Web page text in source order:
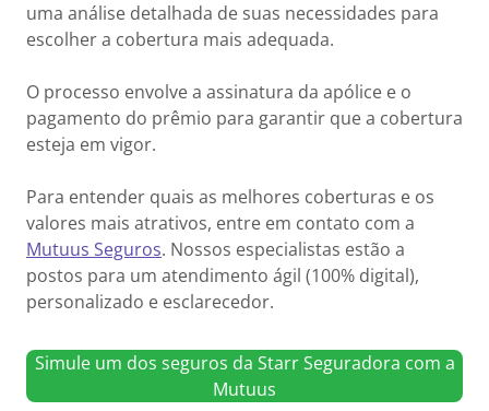
uma análise detalhada de suas necessidades para
escolher a cobertura mais adequada.
O processo envolve a assinatura da apólice e o
pagamento do prêmio para garantir que a cobertura
esteja em vigor.
Para entender quais as melhores coberturas e os
valores mais atrativos, entre em contato com a
Mutuus Seguros. Nossos especialistas estão a
postos para um atendimento ágil (100% digital),
personalizado e esclarecedor.
Simule um dos seguros da Starr Seguradora com a
Mutuus